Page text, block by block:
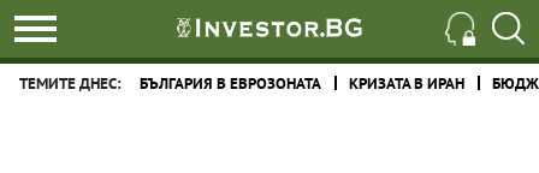
ТЕМИТЕ ДНЕС: БЪЛГАРИЯ В ЕВРОЗОНАТА КРИЗАТА В ИРАН